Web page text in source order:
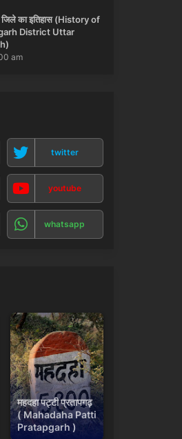
जिले का इतिहास (History of
District Uttar
am
twitter
youtube
whatsapp
महदहा पट्टी प्रतापगढ़
( Mahadaha Patti
Pratapgarh )